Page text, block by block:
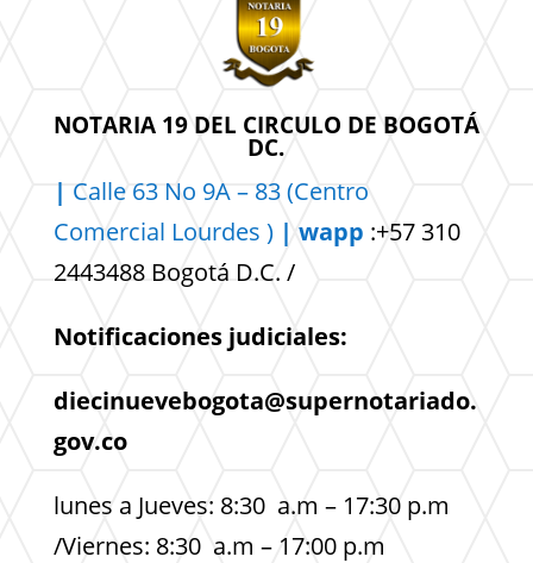
NOTARIA 19 DEL CIRCULO DE BOGOTÁ
DC.
| Calle 63 No 9A – 83 (Centro
Comercial Lourdes ) | wapp :+57 310
2443488 Bogotá D.C. /
Notificaciones judiciales:
diecinuevebogota@supernotariado.
gov.co
lunes a Jueves: 8:30 a.m – 17:30 p.m
/Viernes: 8:30 a.m – 17:00 p.m